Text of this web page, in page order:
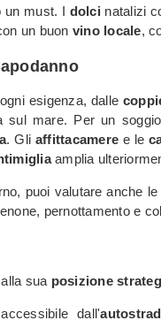
un must. I dolci natalizi
un buon vino locale,
esigenza, dalle
mare. Per un
. Gli affittacamere e le
amplia
puoi valutare anche
pernottamento e
sua posizione
dall'